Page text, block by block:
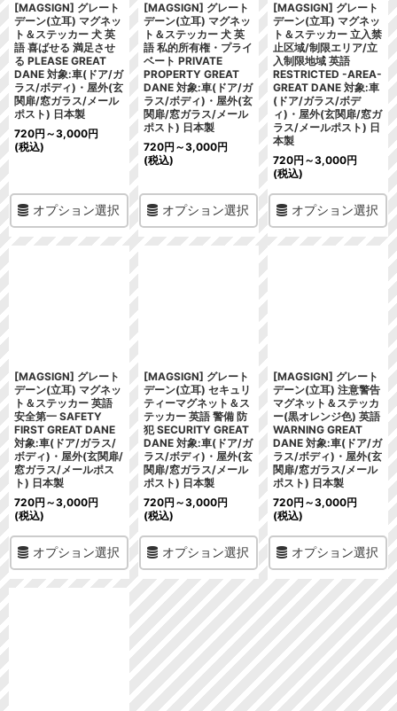
[MAGSIGN] グレート
デーン(立耳) マグネッ
ト＆ステッカー 犬 英
語 喜ばせる 満足させ
る PLEASE GREAT
DANE 対象:車(ドア/ガ
ラス/ボディ)・屋外(玄
関扉/窓ガラス/メール
ポスト) 日本製
720円 ～3,000円
(税込)
オプション選択
[MAGSIGN] グレート
デーン(立耳) マグネッ
ト＆ステッカー 犬 英
語 私的所有権・プライ
ベート PRIVATE
PROPERTY GREAT
DANE 対象:車(ドア/ガ
ラス/ボディ)・屋外(玄
関扉/窓ガラス/メール
ポスト) 日本製
720円 ～3,000円
(税込)
オプション選択
[MAGSIGN] グレート
デーン(立耳) マグネッ
ト＆ステッカー 立入禁
止区域/制限エリア/立
入制限地域 英語
RESTRICTED -AREA-
GREAT DANE 対象:車
(ドア/ガラス/ボデ
ィ)・屋外(玄関扉/窓ガ
ラス/メールポスト) 日
本製
720円 ～3,000円
(税込)
オプション選択
[MAGSIGN] グレート
デーン(立耳) マグネッ
ト＆ステッカー 英語
安全第一 SAFETY
FIRST GREAT DANE
対象:車(ドア/ガラス/
ボディ)・屋外(玄関扉/
窓ガラス/メールポス
ト) 日本製
720円 ～3,000円
(税込)
オプション選択
[MAGSIGN] グレート
デーン(立耳) セキュリ
ティーマグネット＆ス
テッカー 英語 警備 防
犯 SECURITY GREAT
DANE 対象:車(ドア/ガ
ラス/ボディ)・屋外(玄
関扉/窓ガラス/メール
ポスト) 日本製
720円 ～3,000円
(税込)
オプション選択
[MAGSIGN] グレート
デーン(立耳) 注意警告
マグネット＆ステッカ
ー(黒オレンジ色) 英語
WARNING GREAT
DANE 対象:車(ドア/ガ
ラス/ボディ)・屋外(玄
関扉/窓ガラス/メール
ポスト) 日本製
720円 ～3,000円
(税込)
オプション選択